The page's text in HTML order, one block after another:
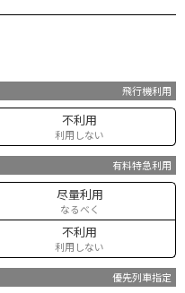
飛行機利用
不利用
利用しない
有料特急利用
尽量利用
なるべく
不利用
利用しない
優先列車指定